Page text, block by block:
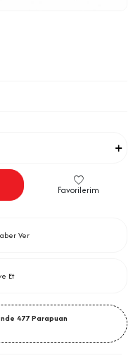
Favorilerim
Ver
Et
477Parapuan